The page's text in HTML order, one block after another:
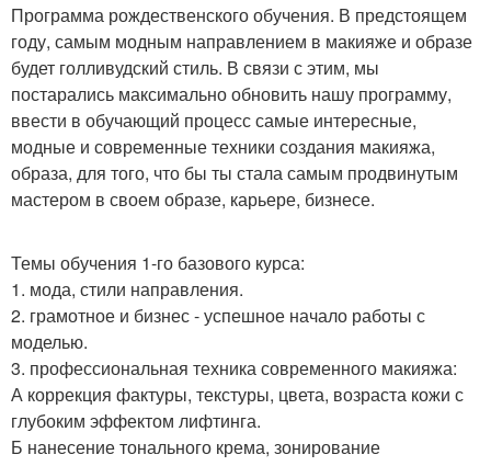
Программа рождественского обучения. В предстоящем
году, самым модным направлением в макияже и образе
будет голливудский стиль. В связи с этим, мы
постарались максимально обновить нашу программу,
ввести в обучающий процесс самые интересные,
модные и современные техники создания макияжа,
образа, для того, что бы ты стала самым продвинутым
мастером в своем образе, карьере, бизнесе.
Темы обучения 1-го базового курса:
1. мода, стили направления.
2. грамотное и бизнес - успешное начало работы с
моделью.
3. профессиональная техника современного макияжа:
А коррекция фактуры, текстуры, цвета, возраста кожи с
глубоким эффектом лифтинга.
Б нанесение тонального крема, зонирование